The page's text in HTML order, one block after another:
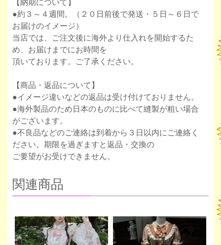
【納期について】
●約３～４週間。（２０日前後で発送・５日～６日で
お届けのイメージ）
当店では、ご注文後に海外より仕入れを開始するた
め、お届けまでにお時間を
頂いております。ご了承ください。
【商品・返品について】
●イメージ違いなどの返品は受け付けておりません。
●海外製品のため日本のものに比べて縫製が粗い場合
がございます。
●不良品などのご連絡は到着から３日以内にご連絡く
ださい。期限を過ぎますと返品・交換の
ご要望がお受けできません。
関連商品